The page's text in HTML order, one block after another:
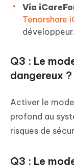
Via
Tenorshare
développeur.
Q3 : Le
dangereux ?
Activer le
profond au
risques de
Q3 : Le